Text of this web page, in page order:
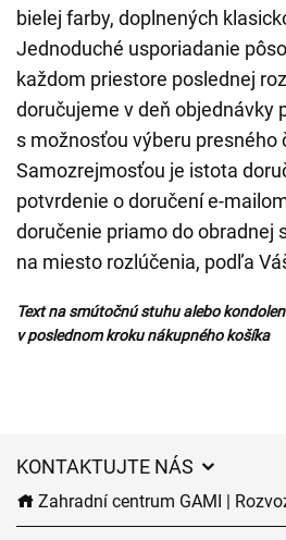
bielej farby, doplnených
Jednoduché usporiadanie
každom priestore poslednej
doručujeme v deň objednávky
s možnosťou výberu presného
Samozrejmosťou je istota
potvrdenie o doručení e-
doručenie priamo do obradnej
na miesto rozlúčenia, podľa
Text na smútočnú stuhu alebo
v poslednom kroku nákupného košíka
KONTAKTUJTE NÁS
Zahradní centrum GAMI |